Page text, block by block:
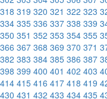
318 319 320 321 322 323
334 335 336 337 338 339
350 351 352 353 354 355
366 367 368 369 370 371
382 383 384 385 386 387
398 399 400 401 402 403
414 415 416 417 418 419
430 431 432 433 434 435